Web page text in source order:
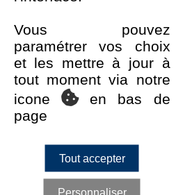
Par rapport à la Cat
0,19 Très mauvais
-0,72 Mauvais
0,25 Très mauvais
1,10 Très mauvais
0,18
Vous pouvez
paramétrer vos choix
et les mettre à jour à
tout moment via notre
icone
en bas de
page
Tout accepter
Personnaliser